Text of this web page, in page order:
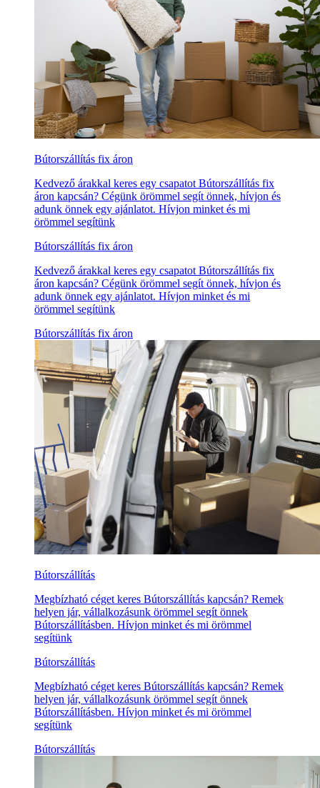
Bútorszállítás fix áron
Kedvező árakkal keres egy csapatot Bútorszállítás fix
áron kapcsán? Cégünk örömmel segít önnek, hívjon és
adunk önnek egy ajánlatot. Hívjon minket és mi
örömmel segítünk
Bútorszállítás fix áron
Kedvező árakkal keres egy csapatot Bútorszállítás fix
áron kapcsán? Cégünk örömmel segít önnek, hívjon és
adunk önnek egy ajánlatot. Hívjon minket és mi
örömmel segítünk
Bútorszállítás fix áron
Bútorszállítás
Megbízható céget keres Bútorszállítás kapcsán? Remek
helyen jár, vállalkozásunk örömmel segít önnek
Bútorszállításben. Hívjon minket és mi örömmel
segítünk
Bútorszállítás
Megbízható céget keres Bútorszállítás kapcsán? Remek
helyen jár, vállalkozásunk örömmel segít önnek
Bútorszállításben. Hívjon minket és mi örömmel
segítünk
Bútorszállítás